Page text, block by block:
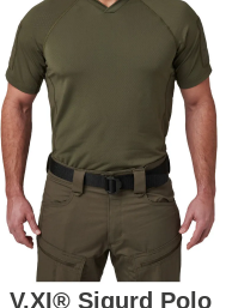
V.XI® Sigurd Polo